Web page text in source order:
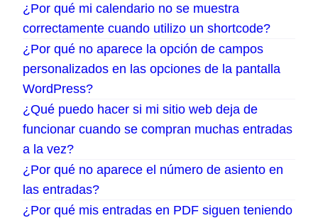
¿Por qué mi calendario no se muestra
correctamente cuando utilizo un shortcode?
¿Por qué no aparece la opción de campos
personalizados en las opciones de la pantalla
WordPress?
¿Qué puedo hacer si mi sitio web deja de
funcionar cuando se compran muchas entradas
a la vez?
¿Por qué no aparece el número de asiento en
las entradas?
¿Por qué mis entradas en PDF siguen teniendo